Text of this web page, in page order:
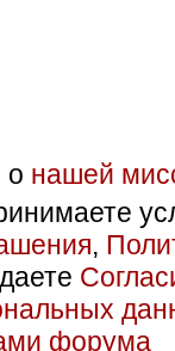
о нашей
,
форума